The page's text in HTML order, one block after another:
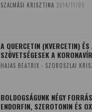
SZALMÁSI KRISZTINA 2014/11/05
A QUERCETIN (KVERCETIN)
SZÖVETSÉGESEK A
HAJAS BEATRIX - SZOBOSZLAI
BOLDOGSÁGUNK NÉGY
ENDORFIN, SZEROTONIN ÉS